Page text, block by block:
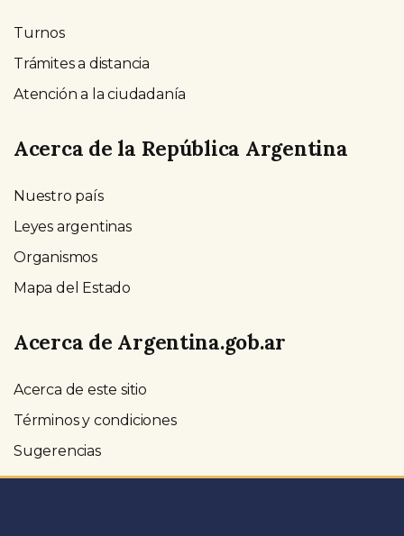
Turnos
Trámites a distancia
Atención a la ciudadanía
Acerca de la República Argentina
Nuestro país
Leyes argentinas
Organismos
Mapa del Estado
Acerca de Argentina.gob.ar
Acerca de este sitio
Términos y condiciones
Sugerencias